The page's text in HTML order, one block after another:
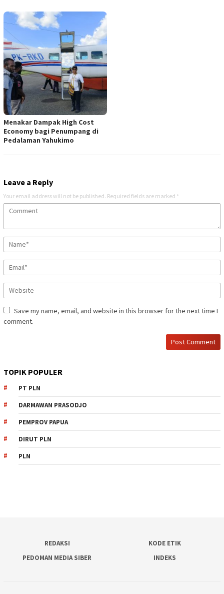
Menakar Dampak High Cost
Economy bagi Penumpang di
Pedalaman Yahukimo
Leave a Reply
Your email address will not be published. Required fields are marked *
Save my name, email, and website in this browser for the next time I
comment.
TOPIK POPULER
PT PLN
DARMAWAN PRASODJO
PEMPROV PAPUA
DIRUT PLN
PLN
REDAKSI
KODE ETIK
PEDOMAN MEDIA SIBER
INDEKS